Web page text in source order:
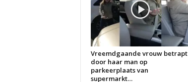
Vreemdgaande vrouw betrapt
door haar man op
parkeerplaats van
supermarkt…